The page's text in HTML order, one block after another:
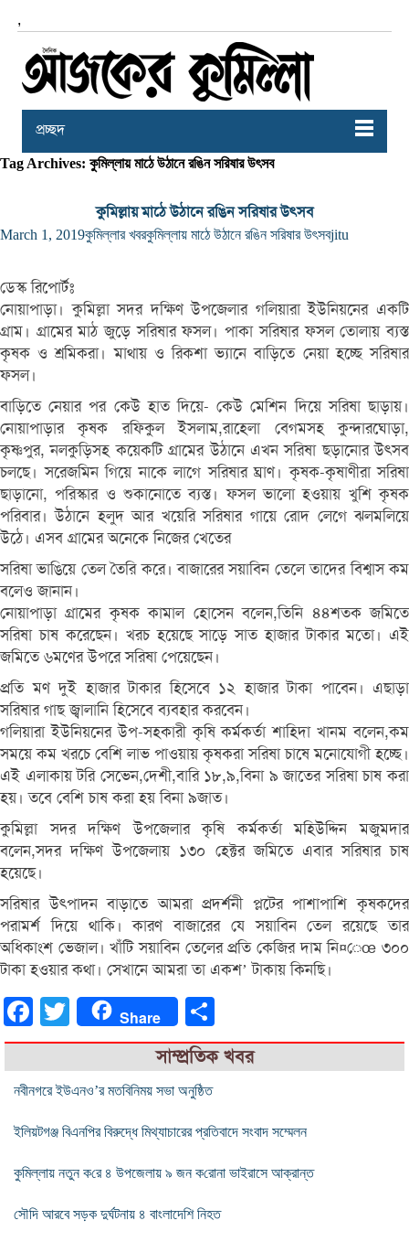
,
প্রচ্ছদ
Tag Archives: কুমিল্লায় মাঠে উঠানে রঙিন সরিষার উৎসব
কুমিল্লায় মাঠে উঠানে রঙিন সরিষার উৎসব
March 1, 2019কুমিল্লার খবরকুমিল্লায় মাঠে উঠানে রঙিন সরিষার উৎসবjitu
ডেস্ক রিপোর্টঃ
নোয়াপাড়া। কুমিল্লা সদর দক্ষিণ উপজেলার গলিয়ারা ইউনিয়নের একটি
গ্রাম। গ্রামের মাঠ জুড়ে সরিষার ফসল। পাকা সরিষার ফসল তোলায় ব্যস্ত
কৃষক ও শ্রমিকরা। মাথায় ও রিকশা ভ্যানে বাড়িতে নেয়া হচ্ছে সরিষার
ফসল।
বাড়িতে নেয়ার পর কেউ হাত দিয়ে- কেউ মেশিন দিয়ে সরিষা ছাড়ায়।
নোয়াপাড়ার কৃষক রফিকুল ইসলাম,রাহেলা বেগমসহ কুন্দারঘোড়া,
কৃষ্ণপুর, নলকুড়িসহ কয়েকটি গ্রামের উঠানে এখন সরিষা ছড়ানোর উৎসব
চলছে। সরেজমিন গিয়ে নাকে লাগে সরিষার ঘ্রাণ। কৃষক-কৃষাণীরা সরিষা
ছাড়ানো, পরিস্কার ও শুকানোতে ব্যস্ত। ফসল ভালো হওয়ায় খুশি কৃষক
পরিবার। উঠানে হলুদ আর খয়েরি সরিষার গায়ে রোদ লেগে ঝলমলিয়ে
উঠে। এসব গ্রামের অনেকে নিজের খেতের
সরিষা ভাঙিয়ে তেল তৈরি করে। বাজারের সয়াবিন তেলে তাদের বিশ্বাস কম
বলেও জানান।
নোয়াপাড়া গ্রামের কৃষক কামাল হোসেন বলেন,তিনি ৪৪শতক জমিতে
সরিষা চাষ করেছেন। খরচ হয়েছে সাড়ে সাত হাজার টাকার মতো। এই
জমিতে ৬মণের উপরে সরিষা পেয়েছেন।
প্রতি মণ দুই হাজার টাকার হিসেবে ১২ হাজার টাকা পাবেন। এছাড়া
সরিষার গাছ জ্বালানি হিসেবে ব্যবহার করবেন।
গলিয়ারা ইউনিয়নের উপ-সহকারী কৃষি কর্মকর্তা শাহিদা খানম বলেন,কম
সময়ে কম খরচে বেশি লাভ পাওয়ায় কৃষকরা সরিষা চাষে মনোযোগী হচ্ছে।
এই এলাকায় টরি সেভেন,দেশী,বারি ১৮,৯,বিনা ৯ জাতের সরিষা চাষ করা
হয়। তবে বেশি চাষ করা হয় বিনা ৯জাত।
কুমিল্লা সদর দক্ষিণ উপজেলার কৃষি কর্মকর্তা মহিউদ্দিন মজুমদার
বলেন,সদর দক্ষিণ উপজেলায় ১৩০ হেক্টর জমিতে এবার সরিষার চাষ
হয়েছে।
সরিষার উৎপাদন বাড়াতে আমরা প্রদর্শনী প্লটের পাশাপাশি কৃষকদের
পরামর্শ দিয়ে থাকি। কারণ বাজারের যে সয়াবিন তেল রয়েছে তার
অধিকাংশ ভেজাল। খাঁটি সয়াবিন তেলের প্রতি কেজির দাম নি¤েœ ৩০০
টাকা হওয়ার কথা। সেখানে আমরা তা একশ’ টাকায় কিনছি।
FacebookTwitter Share
সাম্প্রতিক খবর
নবীনগরে ইউএনও’র মতবিনিময় সভা অনুষ্ঠিত
ইলিয়টগঞ্জ বিএনপির বিরুদ্ধে মিথ্যাচারের প্রতিবাদে সংবাদ সম্মেলন
কুমিল্লায় নতুন ক‌রে ৪ উপজেলায় ৯ জন ক‌রোনা ভাইরাসে আক্রান্ত
সৌদি আরবে সড়ক দুর্ঘটনায় ৪ বাংলাদেশি নিহত